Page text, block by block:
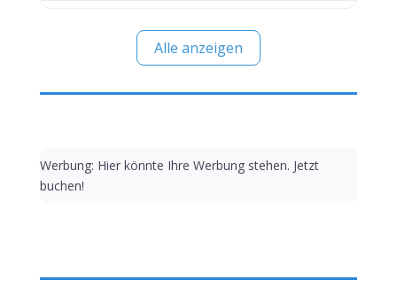
Alle anzeigen
Werbung: Hier könnte Ihre Werbung stehen. Jetzt
buchen!